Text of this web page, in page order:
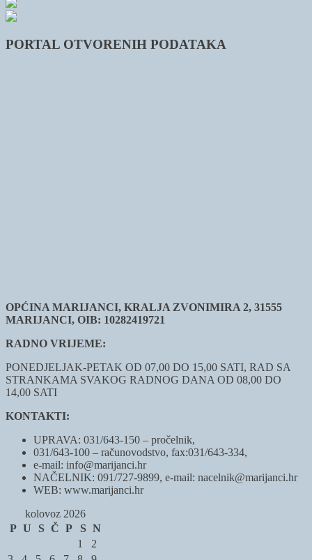
PORTAL OTVORENIH PODATAKA
OPĆINA MARIJANCI, KRALJA ZVONIMIRA 2, 31555
MARIJANCI, OIB: 10282419721
RADNO VRIJEME:
PONEDJELJAK-PETAK OD 07,00 DO 15,00 SATI, RAD SA
STRANKAMA SVAKOG RADNOG DANA OD 08,00 DO
14,00 SATI
KONTAKTI:
UPRAVA: 031/643-150 – pročelnik,
031/643-100 – računovodstvo, fax:031/643-334,
e-mail: info@marijanci.hr
NAČELNIK: 091/727-9899, e-mail: nacelnik@marijanci.hr
WEB: www.marijanci.hr
kolovoz 2026
P U S Č P S N
1
2